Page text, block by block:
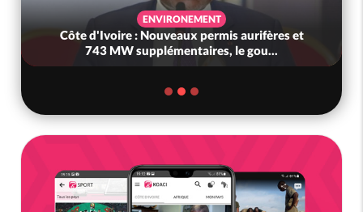
ENVIRONEMENT
Côte d'Ivoire : Nouveaux permis aurifères et
743 MW supplémentaires, le gou...